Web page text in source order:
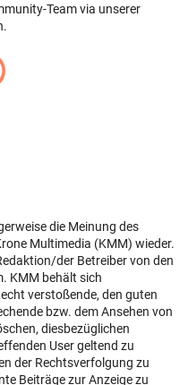
Team via unserer
die Meinung des
Multimedia (KMM) wieder.
der Betreiber von den
KMM behält sich
verstoßende, den guten
bzw. dem Ansehen von
diesbezüglichen
User geltend zu
der Rechtsverfolgung zu
Beiträge zur Anzeige zu